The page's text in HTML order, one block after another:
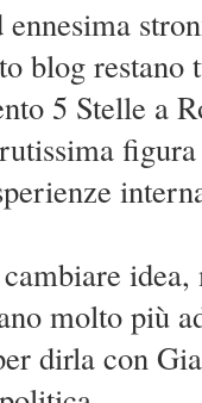
blog restano
5 Stelle a
molto più
dirla con